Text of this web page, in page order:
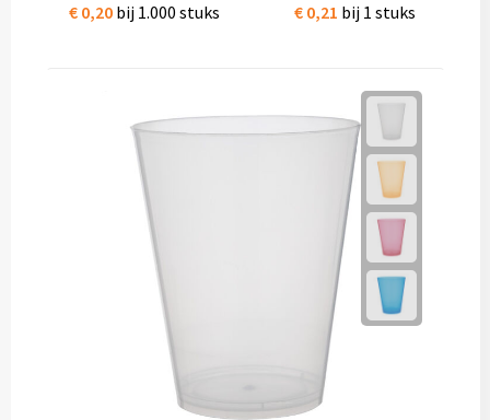
Goedkope mokken
Kop en schotels
Milieuvriendelijke mokken
€ 0,20 bij 1.000 stuks € 0,21 bij 1 stuks